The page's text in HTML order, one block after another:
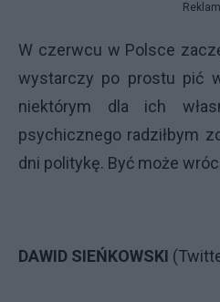
W czerwcu w Polsce
wystarczy po prostu pić
niektórym dla ich
psychicznego radziłbym
dni politykę. Być może
DAWID SIEŃKOWSKI